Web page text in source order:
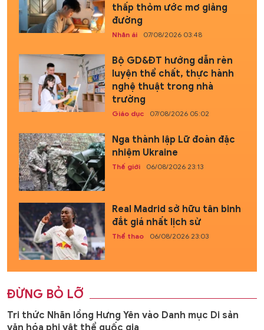
thấp thỏm ước mơ giảng
đường
Nhân ái 07/08/2026 03:48
Bộ GD&ĐT hướng dẫn rèn
luyện thể chất, thực hành
nghệ thuật trong nhà
trường
Giáo dục 07/08/2026 05:02
Nga thành lập Lữ đoàn đặc
nhiệm Ukraine
Thế giới 06/08/2026 23:13
Real Madrid sở hữu tân binh
đắt giá nhất lịch sử
Thể thao 06/08/2026 23:03
ĐỪNG BỎ LỠ
Tri thức Nhãn lồng Hưng Yên vào Danh mục Di sản
văn hóa phi vật thể quốc gia